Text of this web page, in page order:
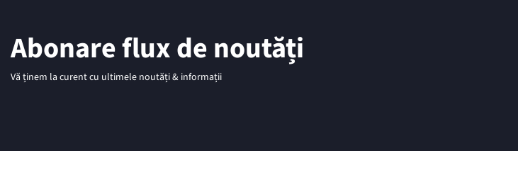
Abonare flux de noutăți
Vă ținem la curent cu ultimele noutăți & informații